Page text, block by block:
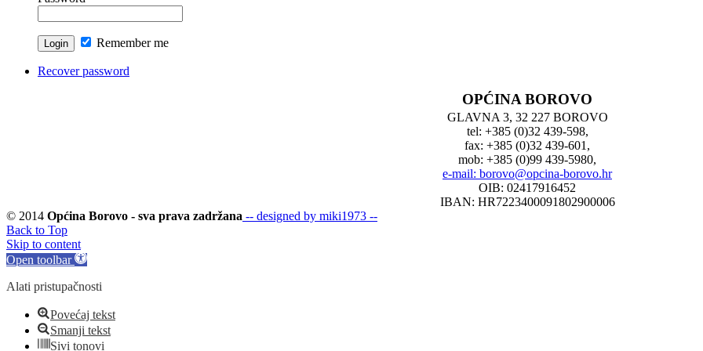
Remember me
Recover password
OPĆINA BOROVO
GLAVNA 3, 32 227 BOROVO
tel: +385 (0)32 439-598,
fax: +385 (0)32 439-601,
mob: +385 (0)99 439-5980,
e-mail: borovo@opcina-borovo.hr
OIB: 02417916452
IBAN: HR7223400091802900006
© 2014 Općina Borovo - sva prava zadržana -- designed by miki1973 --
Back to Top
Skip to content
Open toolbar
Alati pristupačnosti
Povećaj tekst
Smanji tekst
Sivi tonovi